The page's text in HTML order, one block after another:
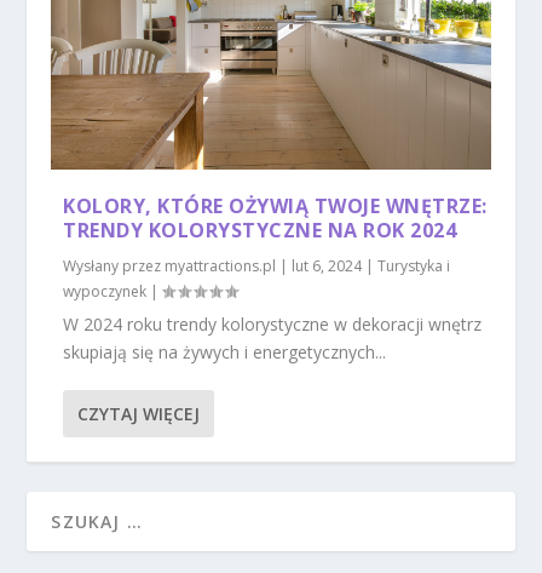
KOLORY, KTÓRE OŻYWIĄ TWOJE WNĘTRZE:
TRENDY KOLORYSTYCZNE NA ROK 2024
Wysłany przez myattractions.pl | lut 6, 2024|Turystyka i
wypoczynek |
W 2024 roku trendy kolorystyczne w dekoracji wnętrz
skupiają się na żywych i energetycznych...
CZYTAJ WIĘCEJ